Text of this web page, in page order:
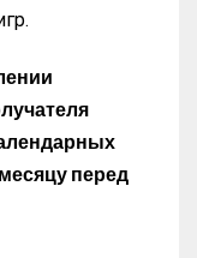
перед